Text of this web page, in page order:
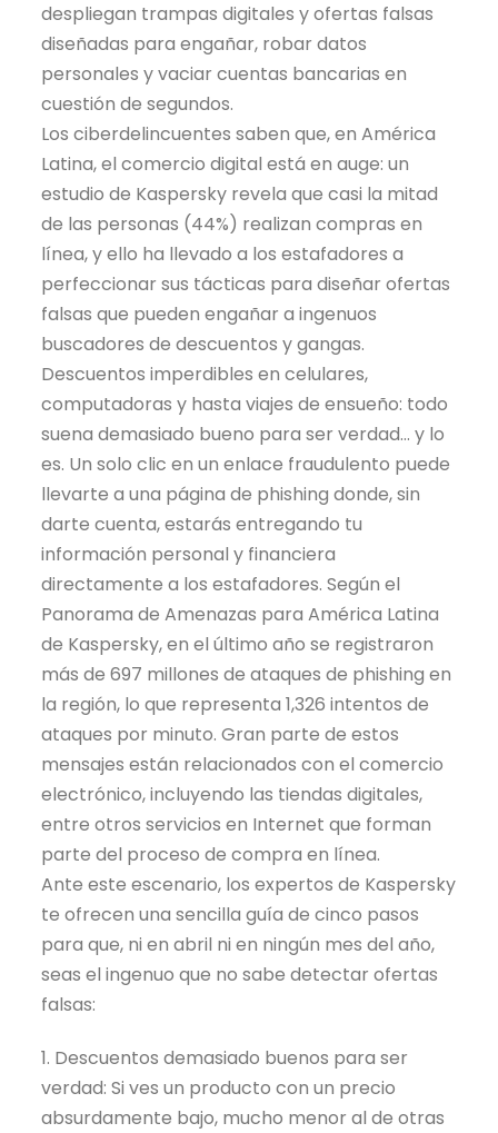
despliegan trampas digitales y ofertas falsas
diseñadas para engañar, robar datos
personales y vaciar cuentas bancarias en
cuestión de segundos.
Los ciberdelincuentes saben que, en América
Latina, el comercio digital está en auge: un
estudio de Kaspersky revela que casi la mitad
de las personas (44%) realizan compras en
línea, y ello ha llevado a los estafadores a
perfeccionar sus tácticas para diseñar ofertas
falsas que pueden engañar a ingenuos
buscadores de descuentos y gangas.
Descuentos imperdibles en celulares,
computadoras y hasta viajes de ensueño: todo
suena demasiado bueno para ser verdad… y lo
es. Un solo clic en un enlace fraudulento puede
llevarte a una página de phishing donde, sin
darte cuenta, estarás entregando tu
información personal y financiera
directamente a los estafadores. Según el
Panorama de Amenazas para América Latina
de Kaspersky, en el último año se registraron
más de 697 millones de ataques de phishing en
la región, lo que representa 1,326 intentos de
ataques por minuto. Gran parte de estos
mensajes están relacionados con el comercio
electrónico, incluyendo las tiendas digitales,
entre otros servicios en Internet que forman
parte del proceso de compra en línea.
Ante este escenario, los expertos de Kaspersky
te ofrecen una sencilla guía de cinco pasos
para que, ni en abril ni en ningún mes del año,
seas el ingenuo que no sabe detectar ofertas
falsas:
1. Descuentos demasiado buenos para ser
verdad: Si ves un producto con un precio
absurdamente bajo, mucho menor al de otras